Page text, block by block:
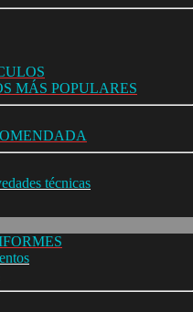
MÁS POPULARES
técnicas